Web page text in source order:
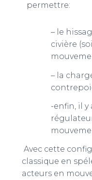
permettre:
– le
civière
– la
-enfin, il y
Avec cette
classique en
acteurs en